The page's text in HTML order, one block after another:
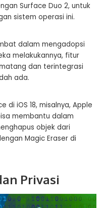
Surface Duo 2, untuk
sistem operasi ini.
dalam mengadopsi
melakukannya, fitur
dan terintegrasi
ada.
di iOS 18, misalnya, Apple
membantu dalam
objek dari
Magic Eraser di
Privasi